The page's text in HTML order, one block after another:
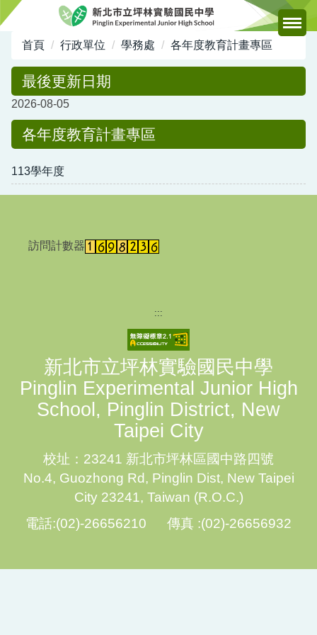
跳
容
首頁 行政單位 學務處 各年度教育計畫專區
最後更新日期
2026-08-05
各年度教育計畫專區
113學年度
訪問計數器
:::
新北市立坪林實驗國民中學
Pinglin Experimental Junior High
School, Pinglin District, New
Taipei City
校址：23241 新北市坪林區國中路四號
No.4, Guozhong Rd, Pinglin Dist, New Taipei
City 23241, Taiwan (R.O.C.)
電話:(02)-26656210 傳真 :(02)-26656932